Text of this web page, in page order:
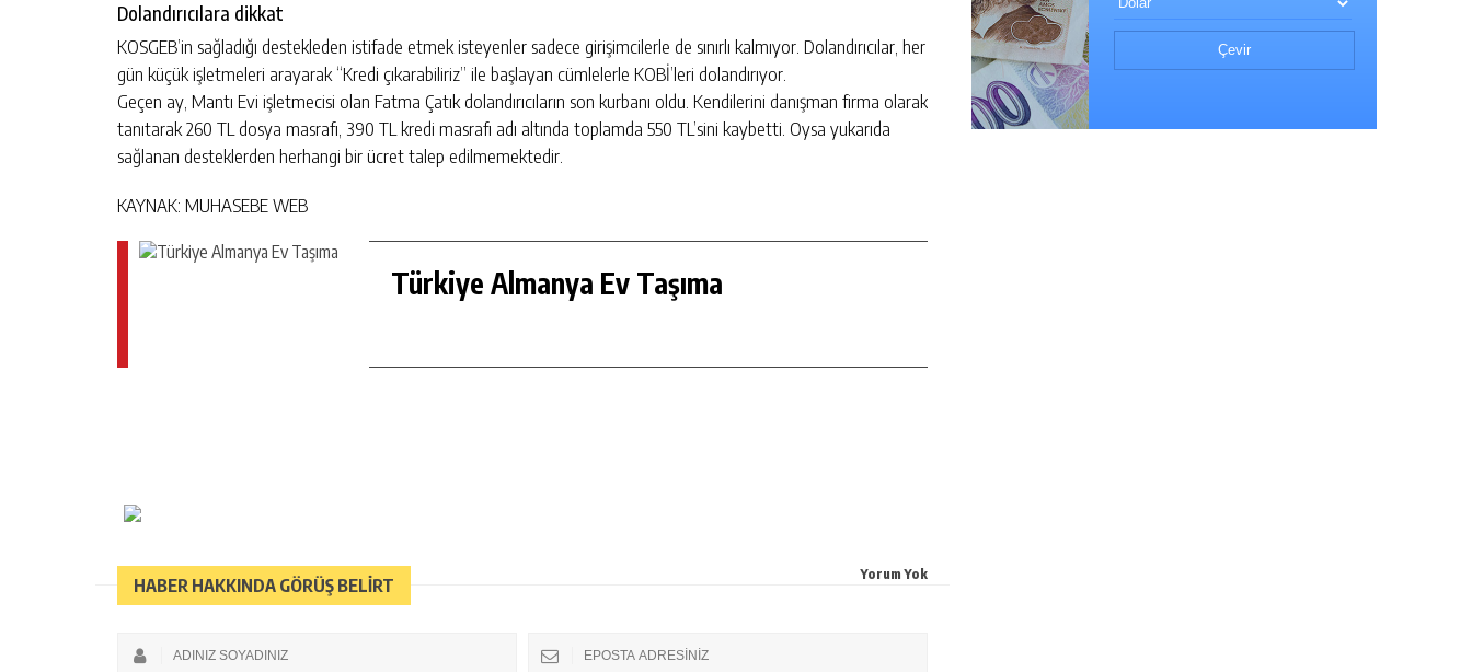
Dolandırıcılara dikkat
KOSGEB’in sağladığı destekleden istifade etmek isteyenler sadece girişimcilerle de sınırlı kalmıyor. Dolandırıcılar, her
gün küçük işletmeleri arayarak “Kredi çıkarabiliriz” ile başlayan cümlelerle KOBİ’leri dolandırıyor.
Geçen ay, Mantı Evi işletmecisi olan Fatma Çatık dolandırıcıların son kurbanı oldu. Kendilerini danışman firma olarak
tanıtarak 260 TL dosya masrafı, 390 TL kredi masrafı adı altında toplamda 550 TL’sini kaybetti. Oysa yukarıda
sağlanan desteklerden herhangi bir ücret talep edilmemektedir.
KAYNAK: MUHASEBE WEB
Türkiye Almanya Ev Taşıma
HABER HAKKINDA GÖRÜŞ BELİRT
Yorum Yok
Çevir